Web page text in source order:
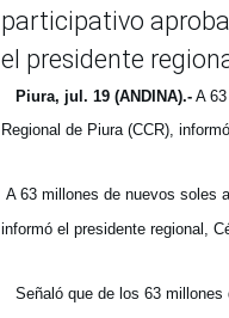
participativo
el presidente
Piura, jul. 19 (ANDINA).- A
Regional de Piura (CCR),
A 63 millones de nuevos soles
informó el presidente regional,
Señaló que de los 63 millones